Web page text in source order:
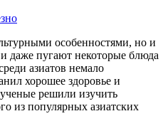
особенностями, но и
даже пугают некоторые блюда
азиатов немало
хорошее здоровье и
решили изучить
из популярных азиатских